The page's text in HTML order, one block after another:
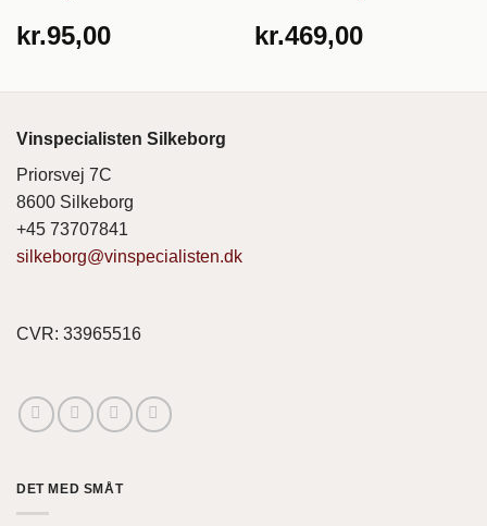
kr.95,00 kr.469,00
Vinspecialisten Silkeborg
Priorsvej 7C
8600 Silkeborg
+45 73707841
silkeborg@vinspecialisten.dk
CVR: 33965516
DET MED SMÅT